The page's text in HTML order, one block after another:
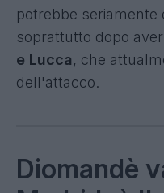
potrebbe seriamente
soprattutto dopo
e Lucca, che
dell'attacco.
Diomandè